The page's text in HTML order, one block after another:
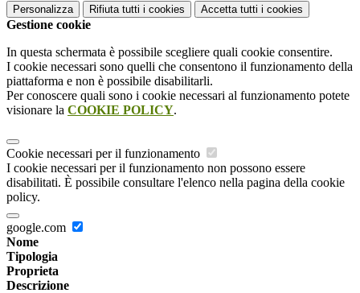
Personalizza Rifiuta tutti i cookies Accetta tutti i cookies
Gestione cookie
In questa schermata è possibile scegliere quali cookie consentire.
I cookie necessari sono quelli che consentono il funzionamento della
piattaforma e non è possibile disabilitarli.
Per conoscere quali sono i cookie necessari al funzionamento potete
visionare la COOKIE POLICY.
Cookie necessari per il funzionamento
I cookie necessari per il funzionamento non possono essere
disabilitati. È possibile consultare l'elenco nella pagina della cookie
policy.
google.com
Nome
Tipologia
Proprieta
Descrizione